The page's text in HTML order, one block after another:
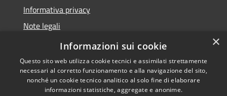
Informativa privacy
Note legali
Dichiarazione di accessibilità
Copyright © 2026 • Comune di
×
Informazioni sui cookie
Questo sito web utilizza cookie tecnici e assimilati strettamente
necessari al corretto funzionamento e alla navigazione del sito,
nonché un cookie tecnico analitico al solo fine di elaborare
informazioni statistiche, aggregate e anonime.